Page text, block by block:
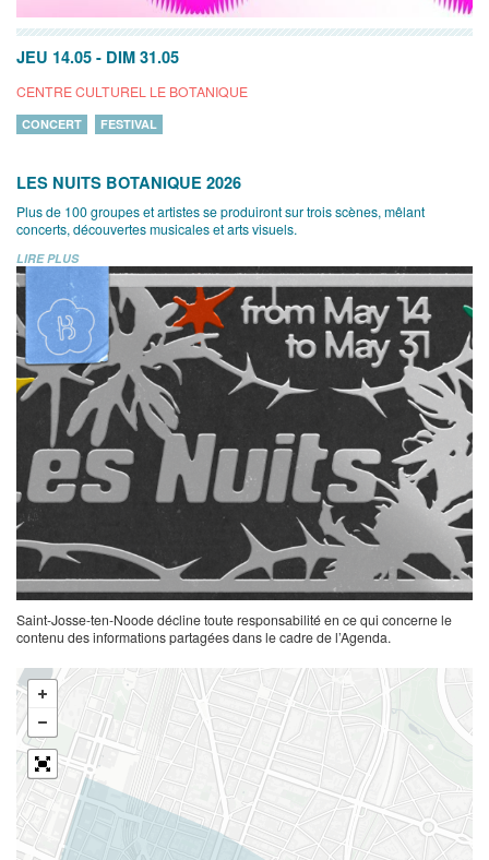
JEU 14.05 - DIM 31.05
CENTRE CULTUREL LE BOTANIQUE
CONCERT FESTIVAL
LES NUITS BOTANIQUE 2026
Plus de 100 groupes et artistes se produiront sur trois scènes, mêlant
concerts, découvertes musicales et arts visuels.
LIRE PLUS
Saint-Josse-ten-Noode décline toute responsabilité en ce qui concerne le
contenu des informations partagées dans le cadre de l’Agenda.